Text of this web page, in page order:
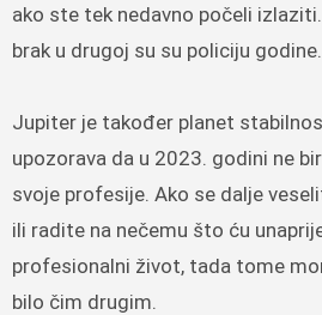
ako ste tek nedavno počeli
brak u drugoj su su policiju godine.
Jupiter je također planet
upozorava da u 2023. godini ne
svoje profesije. Ako se dalje
ili radite na nečemu što ću
profesionalni život, tada tome
bilo čim drugim.